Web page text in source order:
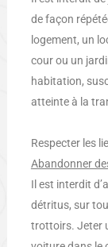
de façon
logement, un
cour ou un
habitation,
atteinte à la
Respecter les
Abandonner
Il est interdit
détritus, sur
trottoirs. Jeter